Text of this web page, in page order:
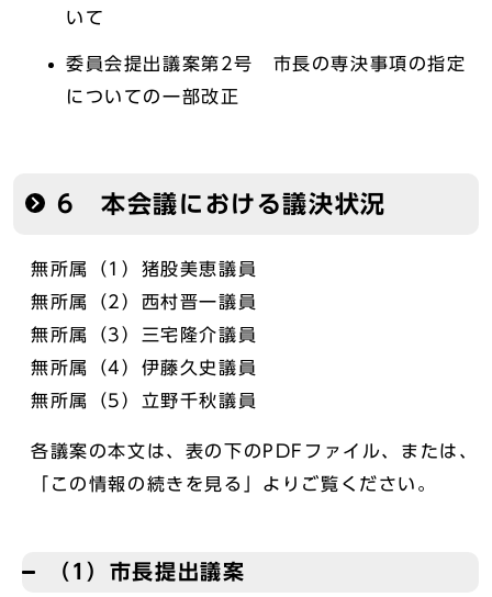
いて
委員会提出議案第2号 市長の専決事項の指定
についての一部改正
6 本会議における議決状況
無所属（1）猪股美恵議員
無所属（2）西村晋一議員
無所属（3）三宅隆介議員
無所属（4）伊藤久史議員
無所属（5）立野千秋議員
各議案の本文は、表の下のPDFファイル、または、
「この情報の続きを見る」よりご覧ください。
（1）市長提出議案